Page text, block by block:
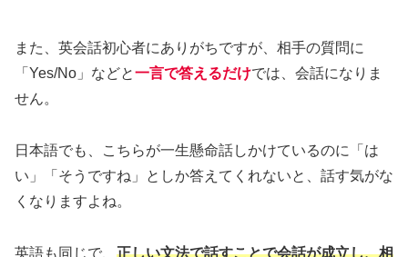
また、英会話初心者にありがちですが、相手の質問に
「Yes/No」などと一言で答えるだけでは、会話になりま
せん。
日本語でも、こちらが一生懸命話しかけているのに「は
い」「そうですね」としか答えてくれないと、話す気がな
くなりますよね。
英語も同じで、 正しい文法で話すことで会話が成立し、相